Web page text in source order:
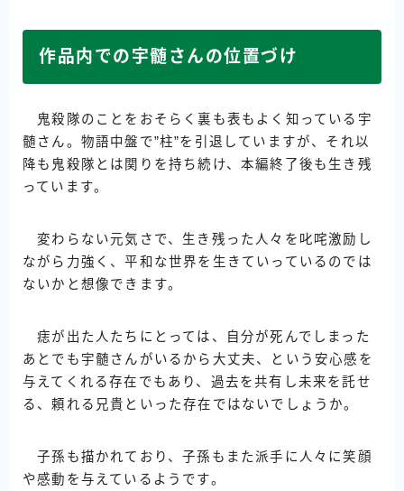
作品内での宇髄さんの位置づけ
鬼殺隊のことをおそらく裏も表もよく知っている宇
髄さん。物語中盤で”柱”を引退していますが、それ以
降も鬼殺隊とは関りを持ち続け、本編終了後も生き残
っています。
変わらない元気さで、生き残った人々を叱咤激励し
ながら力強く、平和な世界を生きていっているのでは
ないかと想像できます。
痣が出た人たちにとっては、自分が死んでしまった
あとでも宇髄さんがいるから大丈夫、という安心感を
与えてくれる存在でもあり、過去を共有し未来を託せ
る、頼れる兄貴といった存在ではないでしょうか。
子孫も描かれており、子孫もまた派手に人々に笑顔
や感動を与えているようです。